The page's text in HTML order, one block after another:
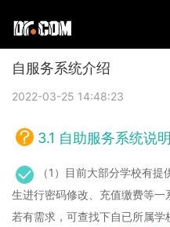
自服务系统介绍
2022-03-25 14:48:23
3.1 自助服务系统说明
（1）目前大部分学校有
生进行密码修改、充值缴费等一
若有需求，可查找下自已所属学